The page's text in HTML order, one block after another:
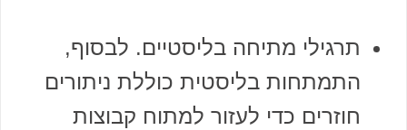
תרגילי מתיחה בליסטיים. לבסוף,
התמתחות בליסטית כוללת ניתורים
חוזרים כדי לעזור למתוח קבוצות